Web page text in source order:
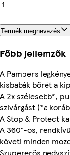
Termék megnevezés
Főbb jellemzők
A Pampers
kisbabák bőrét a
A 2x szélesebb*,
szivárgást (*a
A Stop & Protect
A 360°-os,
követi minden
Szupererős